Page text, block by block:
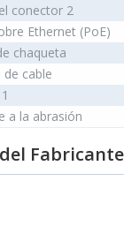
conector 2
Ethernet (PoE)
chaqueta
de cable
a la abrasión
Fabricante